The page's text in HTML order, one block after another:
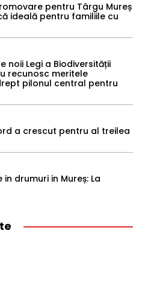
pentru Târgu Mureș
ideală pentru familiile cu
noii Legi a Biodiversității
recunosc meritele
pilonul central pentru
a crescut pentru al treilea
drumuri in Mureș: La